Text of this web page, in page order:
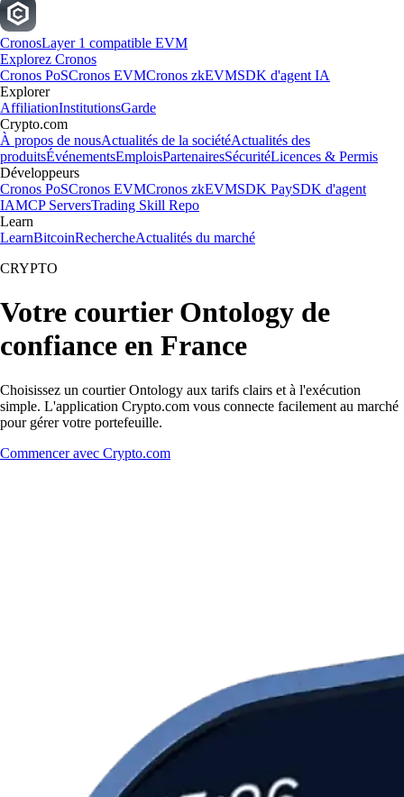
CronosLayer 1 compatible EVM
Explorez Cronos
Cronos PoSCronos EVMCronos zkEVMSDK d'agent IA
Explorer
AffiliationInstitutionsGarde
Crypto.com
À propos de nousActualités de la sociétéActualités des
produitsÉvénementsEmploisPartenairesSécuritéLicences & Permis
Développeurs
Cronos PoSCronos EVMCronos zkEVMSDK PaySDK d'agent
IAMCP ServersTrading Skill Repo
Learn
LearnBitcoinRechercheActualités du marché
CRYPTO
Votre courtier Ontology de
confiance en France
Choisissez un courtier Ontology aux tarifs clairs et à l'exécution
simple. L'application Crypto.com vous connecte facilement au marché
pour gérer votre portefeuille.
Commencer avec Crypto.com